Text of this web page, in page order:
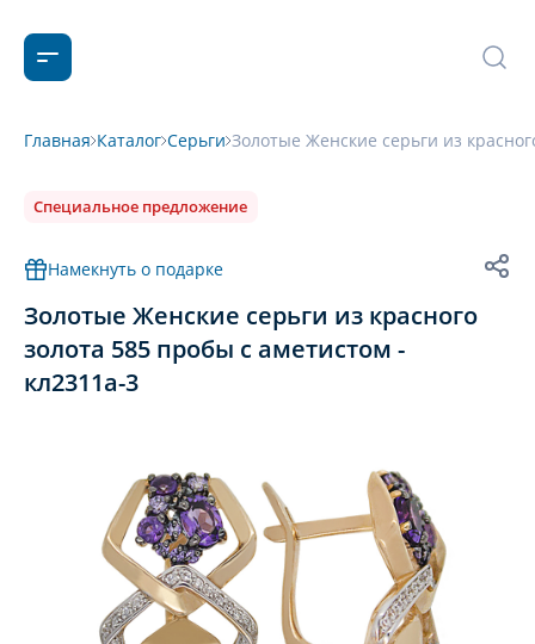
Главная Каталог Серьги Золотые Женские серьги из
Специальное предложение
Намекнуть о подарке
Золотые Женские серьги из красного
золота 585 пробы с аметистом -
кл2311а-3